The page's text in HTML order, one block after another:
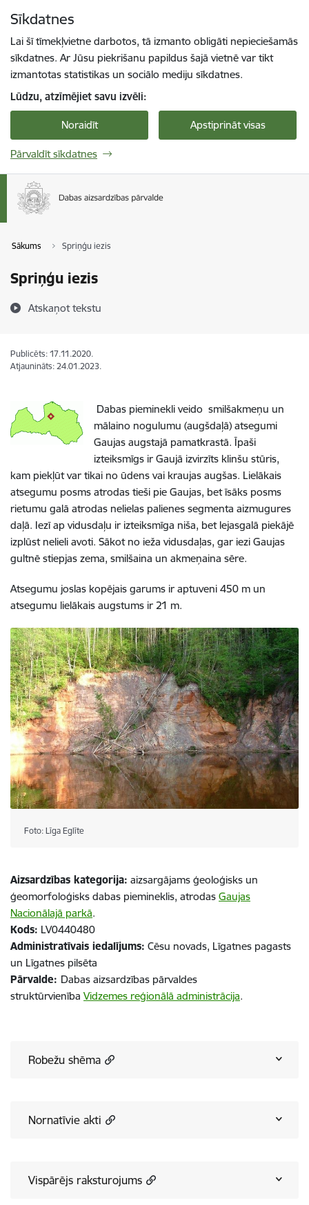
Sīkdatnes
Lai šī tīmekļvietne darbotos, tā izmanto obligāti nepieciešamās
sīkdatnes. Ar Jūsu piekrišanu papildus šajā vietnē var tikt
izmantotas statistikas un sociālo mediju sīkdatnes.
Lūdzu, atzīmējiet savu izvēli:
Noraidīt Apstiprināt visas
Pārvaldīt sīkdatnes
Sākums Spriņģu iezis
Spriņģu iezis
Atskaņot tekstu
Publicēts: 17.11.2020.
Atjaunināts: 24.01.2023.
Dabas pieminekli veido smilšakmeņu un
mālaino nogulumu (augšdaļā) atsegumi
Gaujas augstajā pamatkrastā. Īpaši
izteiksmīgs ir Gaujā izvirzīts klinšu stūris,
kam piekļūt var tikai no ūdens vai kraujas augšas. Lielākais
atsegumu posms atrodas tieši pie Gaujas, bet īsāks posms
rietumu galā atrodas nelielas palienes segmenta aizmugures
daļā. Iezī ap vidusdaļu ir izteiksmīga niša, bet lejasgalā piekājē
izplūst nelieli avoti. Sākot no ieža vidusdaļas, gar iezi Gaujas
gultnē stiepjas zema, smilšaina un akmeņaina sēre.
Atsegumu joslas kopējais garums ir aptuveni 450 m un
atsegumu lielākais augstums ir 21 m.
Foto: Līga Eglīte
Aizsardzības kategorija: aizsargājams ģeoloģisks un
ģeomorfoloģisks dabas piemineklis, atrodas Gaujas
Nacionālajā parkā.
Kods: LV0440480
Administratīvais iedalījums: Cēsu novads, Līgatnes pagasts
un Līgatnes pilsēta
Pārvalde: Dabas aizsardzības pārvaldes
struktūrvienība Vidzemes reģionālā administrācija.
Robežu shēma
Nornatīvie akti
Vispārējs raksturojums